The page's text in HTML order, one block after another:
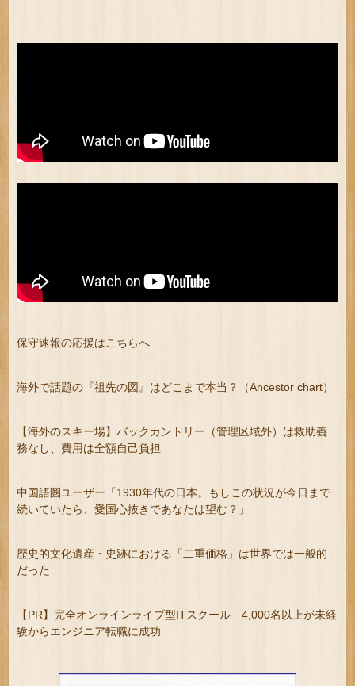
保守速報の応援はこちらへ
海外で話題の『祖先の図』はどこまで本当？（Ancestor chart）
【海外のスキー場】バックカントリー（管理区域外）は救助義
務なし、費用は全額自己負担
中国語圏ユーザー「1930年代の日本。もしこの状況が今日まで
続いていたら、愛国心抜きであなたは望む？」
歴史的文化遺産・史跡における「二重価格」は世界では一般的
だった
【PR】完全オンラインライブ型ITスクール 4,000名以上が未経
験からエンジニア転職に成功